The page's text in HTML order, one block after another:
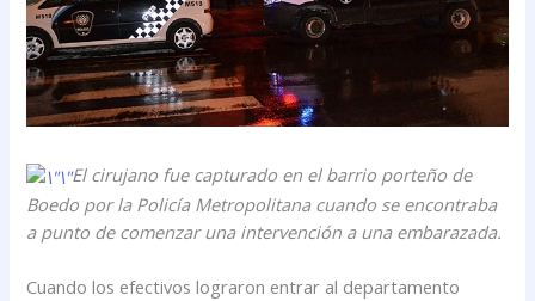
El cirujano fue capturado en el barrio porteño de
Boedo por la Policía Metropolitana cuando se encontraba
a punto de comenzar una intervención a una embarazada.
Cuando los efectivos lograron entrar al departamento